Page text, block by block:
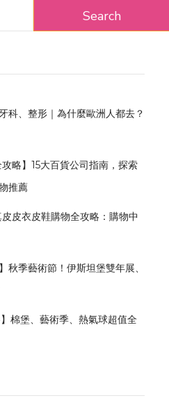
科、整形｜為什麼歐洲人都去？
略】15大百貨公司指南，探索
推薦
皮衣皮鞋購物全攻略：購物中
秋季藝術節！伊斯坦堡雙年展、
棉堡、藝術季、熱氣球超值全